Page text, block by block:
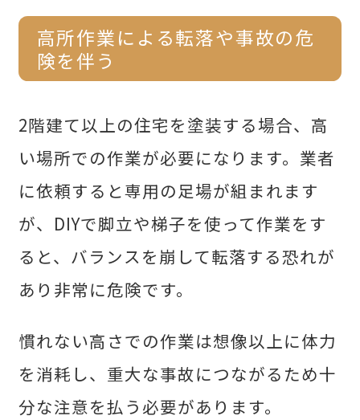
高所作業による転落や事故の危
険を伴う
2階建て以上の住宅を塗装する場合、高
い場所での作業が必要になります。業者
に依頼すると専用の足場が組まれます
が、DIYで脚立や梯子を使って作業をす
ると、バランスを崩して転落する恐れが
あり非常に危険です。
慣れない高さでの作業は想像以上に体力
を消耗し、重大な事故につながるため十
分な注意を払う必要があります。